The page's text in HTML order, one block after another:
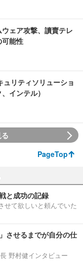
ェア攻撃、讀賣テレ
可能性
ュリティソリューショ
インテル）
PageTop
と成功の記録
せて欲しいと頼んでいた
させるまでが自分の仕
野村健インタビュー